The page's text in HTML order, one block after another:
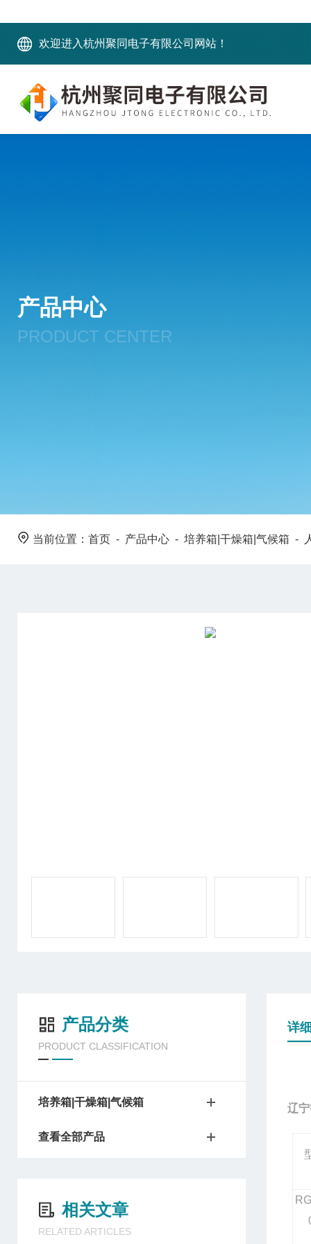
欢迎进入杭州聚同电子有限公司网站！
产品中心
PRODUCT CENTER
当前位置： 首页 - 产品中心 - 培养箱|干燥箱|气候箱 -
产品分类
PRODUCT CLASSIFICATION
培养箱|干燥箱|气候箱
查看全部产品
相关文章
RELATED ARTICLES
详
辽